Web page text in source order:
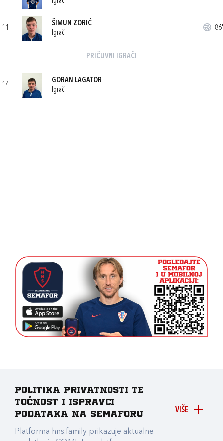
11
ŠIMUN ZORIĆ
Igrač
86'
PRIČUVNI IGRAČI
14
GORAN LAGATOR
Igrač
VIŠE
Politika privatnosti te
točnost i ispravci
podataka na Semaforu
Platforma hns.family prikazuje aktualne